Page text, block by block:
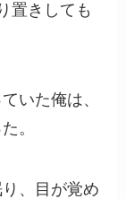
置きしても
いた俺は、
。
、目が覚め